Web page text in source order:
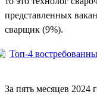
представленных
сварщик (9%).
За пять месяцев 2024